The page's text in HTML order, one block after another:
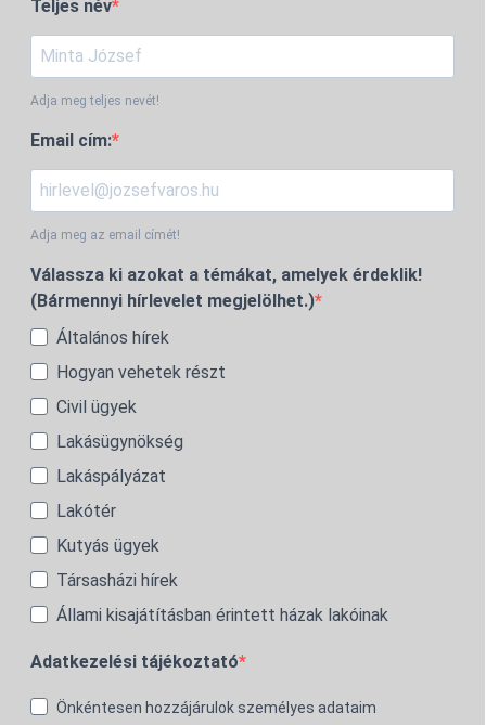
Teljes név
Adja meg teljes nevét!
Email cím:
Adja meg az email címét!
Válassza ki azokat a témákat, amelyek érdeklik!
(Bármennyi hírlevelet megjelölhet.)
Általános hírek
Hogyan vehetek részt
Civil ügyek
Lakásügynökség
Lakáspályázat
Lakótér
Kutyás ügyek
Társasházi hírek
Állami kisajátításban érintett házak lakóinak
Adatkezelési tájékoztató
Önkéntesen hozzájárulok személyes adataim